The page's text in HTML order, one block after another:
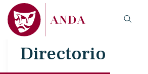
Directorio